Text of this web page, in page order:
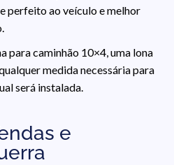
perfeito ao veículo e melhor
para caminhão 10×4, uma lona
medida necessária para
será instalada.
e